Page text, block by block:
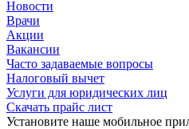
Новости
Врачи
Акции
Вакансии
Часто задаваемые вопросы
Налоговый вычет
Услуги для юридических лиц
Скачать прайс лист
Установите наше мобильное